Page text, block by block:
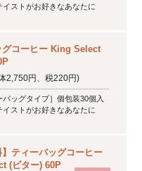
ストがお好きなあなたに
グコーヒー King Select
2,750円、税220円)
バッグタイプ］個包装30個入
ストがお好きなあなたに
】ティーバッグコーヒー
(ビター) 60P